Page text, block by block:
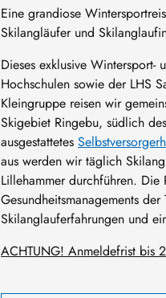
Eine grandiose
Skilangläufer und
Dieses exklusive
Hochschulen sowie der LHS
Kleingruppe reisen wir
Skigebiet Ringebu, südlich
ausgestattetes
aus werden wir täglich
Lillehammer durchführen. Die
Gesundheitsmanagements
Skilanglauferfahrungen und
ACHTUNG! Anmeldefrist bis